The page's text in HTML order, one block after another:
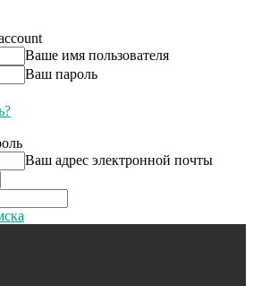
Ваше имя пользователя
Ваш пароль
Ваш адрес электронной почты